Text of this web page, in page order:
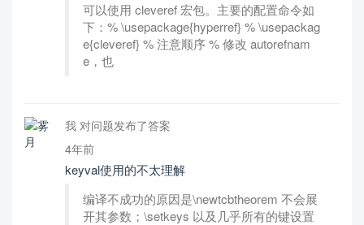
可以使用 cleveref 宏包。主要的配置命令如
下：% \usepackage{hyperref} % \usepackag
e{cleveref} % 注意顺序 % 修改 autorefnam
e，也
我 对问题发布了答案
4年前
keyval使用的不太理解
编译不成功的原因是\newtcbtheorem 不会展
开其参数；\setkeys 以及几乎所有的键设置